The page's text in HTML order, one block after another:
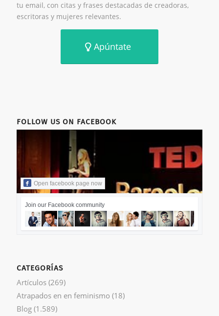
tu email, con citas y frases destacadas de creadoras,
escritoras y mujeres relevantes.
Apúntate
FOLLOW US ON FACEBOOK
Open facebook page now
Join our Facebook community
CATEGORÍAS
Artículos(269)
Atrapados en en feminismo (18)
Blog(1.589)